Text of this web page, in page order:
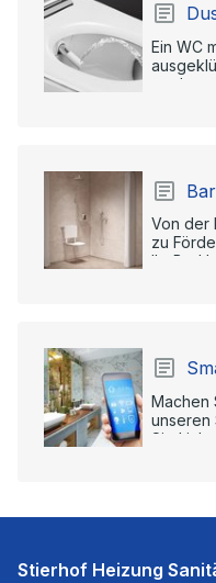
Ein WC
modern.
Von der
zu
Ihr Bad
Machen
unseren
Sie
Stierhof Heizung